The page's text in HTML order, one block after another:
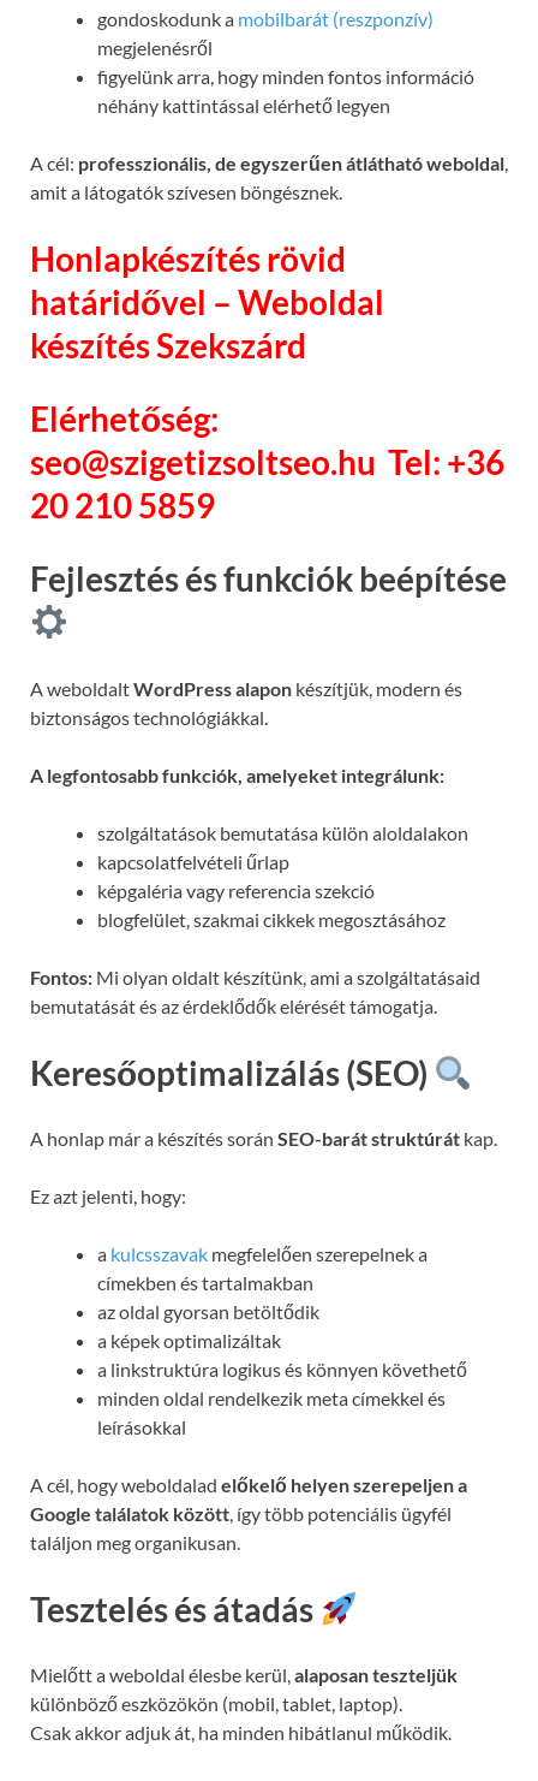
gondoskodunk a mobilbarát (reszponzív)
megjelenésről
figyelünk arra, hogy minden fontos információ
néhány kattintással elérhető legyen
A cél: professzionális, de egyszerűen átlátható weboldal,
amit a látogatók szívesen böngésznek.
Honlapkészítés rövid
határidővel – Weboldal
készítés Szekszárd
Elérhetőség:
seo@szigetizsoltseo.hu Tel: +36
20 210 5859
Fejlesztés és funkciók beépítése
A weboldaltWordPress alapon készítjük, modern és
biztonságos technológiákkal.
A legfontosabb funkciók, amelyeket integrálunk:
szolgáltatások bemutatása külön aloldalakon
kapcsolatfelvételi űrlap
képgaléria vagy referencia szekció
blogfelület, szakmai cikkek megosztásához
Fontos: Mi olyan oldalt készítünk, ami a szolgáltatásaid
bemutatását és az érdeklődők elérését támogatja.
Keresőoptimalizálás (SEO)
A honlap már a készítés során SEO-barát struktúrát kap.
Ez azt jelenti, hogy:
a kulcsszavak megfelelően szerepelnek a
címekben és tartalmakban
az oldal gyorsan betöltődik
a képek optimalizáltak
a linkstruktúra logikus és könnyen követhető
minden oldal rendelkezik meta címekkel és
leírásokkal
A cél, hogy weboldalad előkelő helyen szerepeljen a
Google találatok között, így több potenciális ügyfél
találjon meg organikusan.
Tesztelés és átadás
Mielőtt a weboldal élesbe kerül,alaposan teszteljük
különböző eszközökön (mobil, tablet, laptop).
Csak akkor adjuk át, ha minden hibátlanul működik.